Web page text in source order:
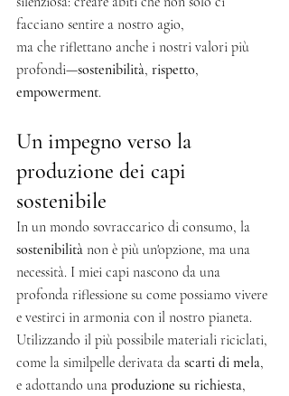
facciano sentire a nostro agio,
ma che riflettano anche i nostri valori più
profondi—sostenibilità, rispetto,
empowerment.
Un impegno verso la
produzione dei capi
sostenibile
In un mondo sovraccarico di consumo, la
sostenibilità non è più un'opzione, ma una
necessità. I miei capi nascono da una
profonda riflessione su come possiamo vivere
e vestirci in armonia con il nostro pianeta.
Utilizzando il più possibile materiali riciclati,
come la similpelle derivata da scarti di mela,
e adottando una produzione su richiesta,